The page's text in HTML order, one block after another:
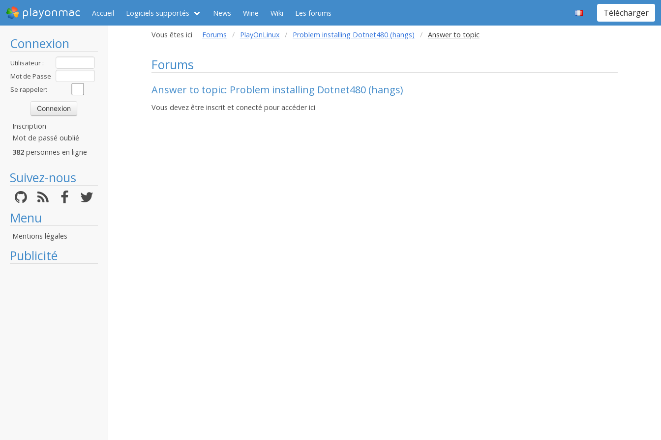
playonmac Accueil Logiciels supportés News Wine Wiki Les forums Télécharger
Connexion
Utilisateur :
Mot de Passe
:Se rappeler:
Inscription
Mot de passé oublié
382 personnes en ligne
Suivez-nous
Menu
Mentions légales
Publicité
Vous êtes ici Forums PlayOnLinux Problem installing Dotnet480 (hangs) Answer to topic
Forums
Answer to topic: Problem installing Dotnet480 (hangs)
Vous devez être inscrit et conecté pour accéder ici